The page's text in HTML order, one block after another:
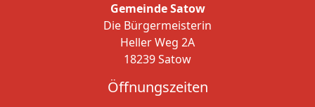
Gemeinde Satow
Die Bürgermeisterin
Heller Weg 2A
18239 Satow
Öffnungszeiten